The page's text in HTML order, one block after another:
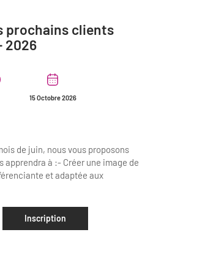
prochains clients
2026
15 Octobre 2026
de juin, nous vous proposons
apprendra à :- Créer une image de
et adaptée aux
Inscription